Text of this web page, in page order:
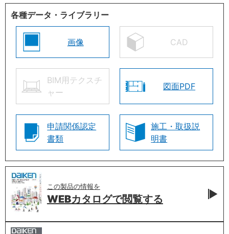
各種データ・ライブラリー
画像 CAD
BIM用テクスチ
ャー
図面PDF
申請関係認定
書類
施工・取扱説
明書
この製品の情報を
WEBカタログで閲覧する